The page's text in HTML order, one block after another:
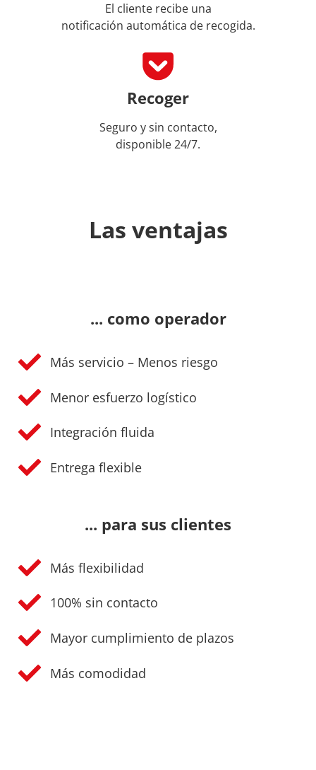
El cliente recibe una
notificación automática de recogida.
Recoger
Seguro y sin contacto,
disponible 24/7.
Las ventajas
... como operador
Más servicio – Menos riesgo
Menor esfuerzo logístico
Integración fluida
Entrega flexible
... para sus clientes
Más flexibilidad
100% sin contacto
Mayor cumplimiento de plazos
Más comodidad